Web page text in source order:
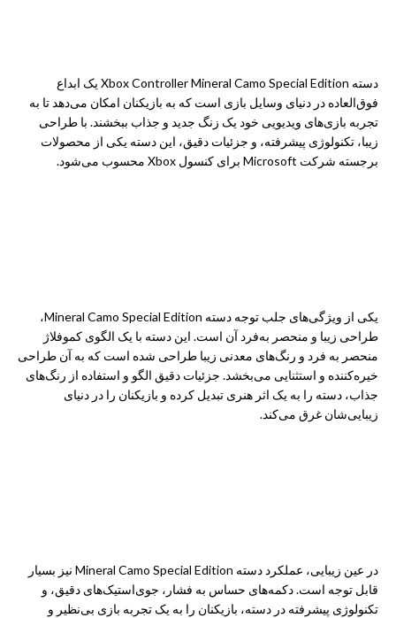
دسته
Xbox Controller Mineral Camo Special Edition یک ابداع
فوق‌العاده در دنیای وسایل بازی است که به بازیکنان امکان می‌دهد تا به
تجربه بازی‌های ویدیویی خود یک زنگ جدید و جذاب ببخشند. با طراحی
زیبا، تکنولوژی پیشرفته، و جزئیات دقیق، این دسته یکی از محصولات
برجسته شرکت Microsoft برای کنسول
Xbox محسوب می‌شود.
یکی از ویژگی‌های جلب توجه دسته Mineral Camo Special Edition،
طراحی زیبا و منحصر به‌فرد آن است. این دسته با یک الگوی کموفلاژ
منحصر به فرد و رنگ‌های معدنی زیبا طراحی شده است که به آن طراحی
خیره‌کننده و استثنایی می‌بخشد. جزئیات دقیق الگو و استفاده از رنگ‌های
جذاب، دسته را به یک اثر هنری تبدیل کرده و بازیکنان را در دنیای
زیبایی‌شان غرق می‌کند.
در عین زیبایی، عملکرد دسته Mineral Camo Special Edition نیز بسیار
قابل توجه است. دکمه‌های حساس به فشار، جوی‌استیک‌های دقیق، و
تکنولوژی پیشرفته در دسته، بازیکنان را به یک تجربه بازی بی‌نظیر و